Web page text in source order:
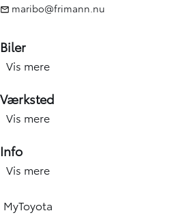
maribo@frimann.nu
Biler
Nye biler
Kampagner
Erhverv
Book prøvetur
Beregn salgspris på din bil
Vis mere
Værksted
Værksted forside
Hjulskift & dæk
Skadecenter & smart Repair
Vis mere
Info
Åbningstid
Toyota Vejhjælp
Vis mere
MyToyota